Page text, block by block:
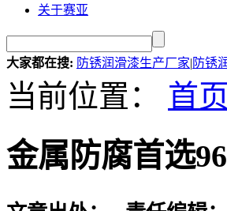
关于赛亚
大家都在搜: 防锈润滑漆生产厂家| 防锈
当前位置： 首页
金属防腐首选